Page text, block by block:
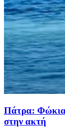
Πάτρα: Φώκια
στην ακτή